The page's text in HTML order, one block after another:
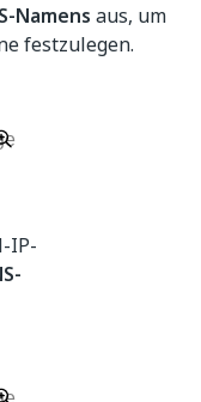
Namens aus, um
festzulegen.
IP-